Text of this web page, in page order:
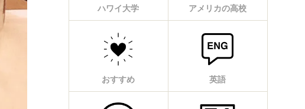
ハワイ大学 アメリカの高校
おすすめ 英語